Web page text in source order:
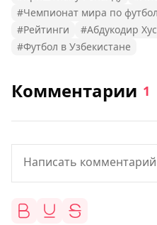
#Чемпионат мира по
#Рейтинги
#Абдукодир
#Футбол в Узбекистане
Комментарии 1